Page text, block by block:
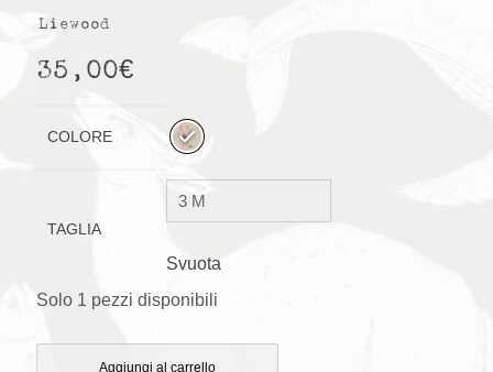
Liewood
35,00€
COLORE
TAGLIA
Svuota
Solo 1 pezzi disponibili
Aggiungi al carrello